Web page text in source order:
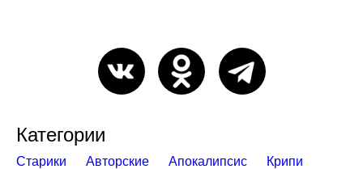
Категории
Старики Авторские Апокалипсис
Крипи